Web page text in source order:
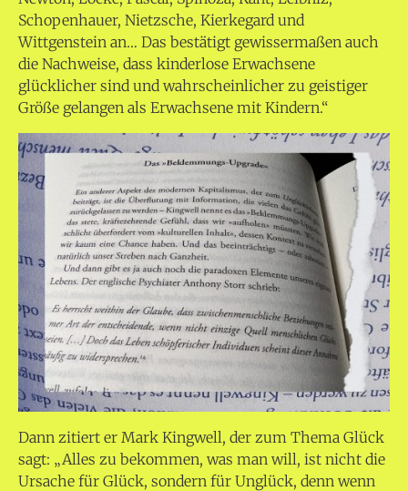
Schopenhauer, Nietzsche, Kierkegard und
Wittgenstein an… Das bestätigt gewissermaßen auch
die Nachweise, dass kinderlose Erwachsene
glücklicher sind und wahrscheinlicher zu geistiger
Größe gelangen als Erwachsene mit Kindern.“
Dann zitiert er Mark Kingwell, der zum Thema Glück
sagt: „Alles zu bekommen, was man will, ist nicht die
Ursache für Glück, sondern für Unglück, denn wenn